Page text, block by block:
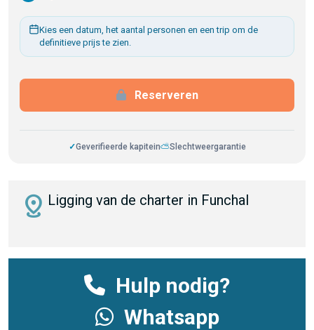
Kies een datum, het aantal personen en een trip om de
definitieve prijs te zien.
Reserveren
✓Geverifieerde kapitein⛅Slechtweergarantie
distance Ligging van de charter in Funchal
Hulp nodig?
Whatsapp